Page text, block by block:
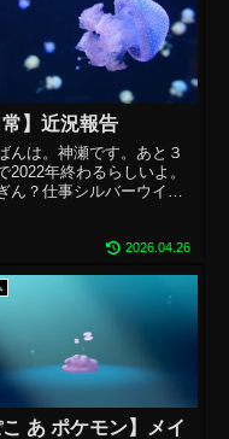
常】近況報告
んは。神瀬です。あと３
2022年終わるらしいよ。
ん？仕事シルバーウイー
ないといけないことを優
１０月。新しいことをい
やる状...
2026.04.26
こ あ ポケモン】メイ